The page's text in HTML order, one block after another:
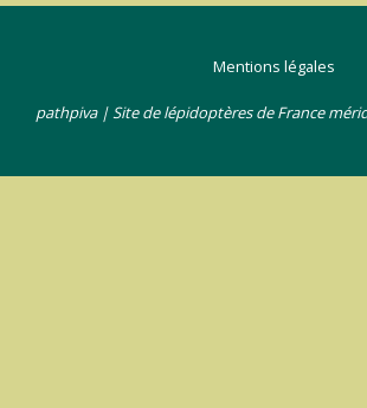
Mentions légales
pathpiva | Site de lépidoptères de France